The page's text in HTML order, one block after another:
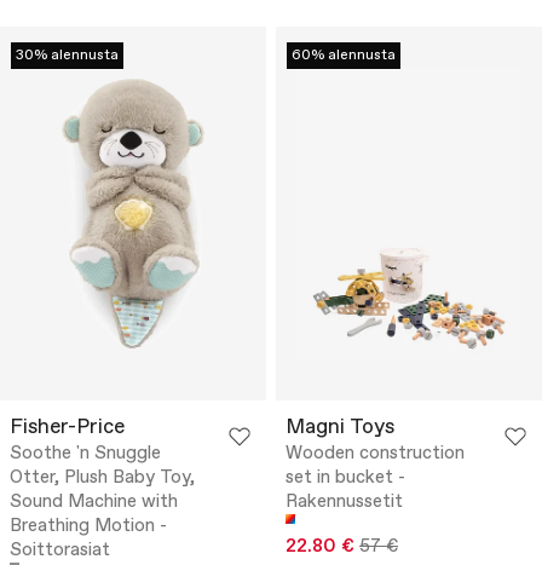
30% alennusta
Fisher-Price
Soothe 'n Snuggle
Otter, Plush Baby Toy,
Sound Machine with
Breathing Motion -
Soittorasiat
60% alennusta
Magni Toys
Wooden construction
set in bucket -
Rakennussetit
22.80 € 57 €